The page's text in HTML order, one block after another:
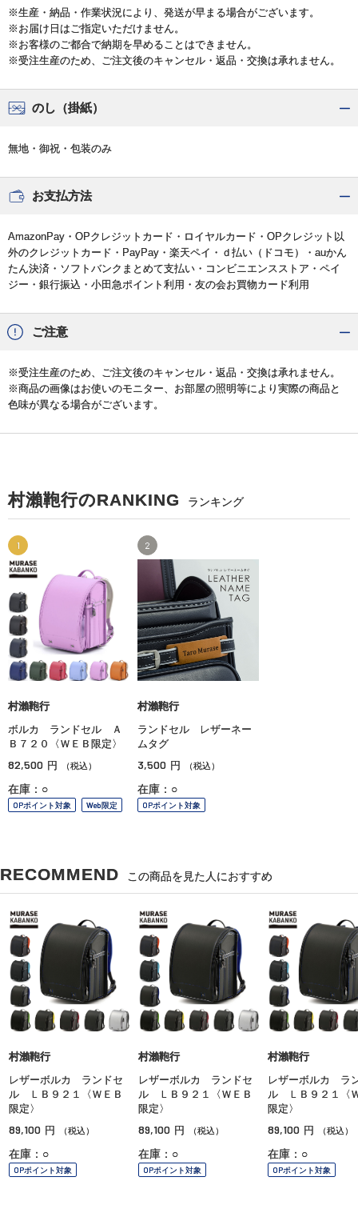
※生産・納品・作業状況により、発送が早まる場合がございます。
※お届け日はご指定いただけません。
※お客様のご都合で納期を早めることはできません。
※受注生産のため、ご注文後のキャンセル・返品・交換は承れません。
のし（掛紙）
無地・御祝・包装のみ
お支払方法
AmazonPay・OPクレジットカード・ロイヤルカード・OPクレジット以
外のクレジットカード・PayPay・楽天ペイ・ｄ払い（ドコモ）・auかん
たん決済・ソフトバンクまとめて支払い・コンビニエンスストア・ペイ
ジー・銀行振込・小田急ポイント利用・友の会お買物カード利用
ご注意
※受注生産のため、ご注文後のキャンセル・返品・交換は承れません。
※商品の画像はお使いのモニター、お部屋の照明等により実際の商品と
色味が異なる場合がございます。
村瀨鞄行のRANKING ランキング
1
村瀨鞄行
ボルカ ランドセル Ａ
Ｂ７２０〈ＷＥＢ限定〉
82,500 円 （税込）
在庫：○
OPポイント対象 Web限定
2
村瀨鞄行
ランドセル レザーネー
ムタグ
3,500 円 （税込）
在庫：○
OPポイント対象
RECOMMEND この商品を見た人におすすめ
村瀨鞄行
レザーボルカ ランドセ
ル ＬＢ９２１〈ＷＥＢ
限定〉
89,100 円 （税込）
在庫：○
OPポイント対象
村瀨鞄行
レザーボルカ ランドセ
ル ＬＢ９２１〈ＷＥＢ
限定〉
89,100 円 （税込）
在庫：○
OPポイント対象
村瀨鞄行
レザーボルカ ラ
ル ＬＢ９２１〈
限定〉
89,100 円 （税込）
在庫：○
OPポイント対象